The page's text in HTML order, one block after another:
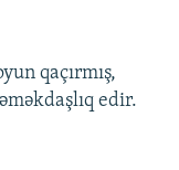
qaçırmış,
edir.